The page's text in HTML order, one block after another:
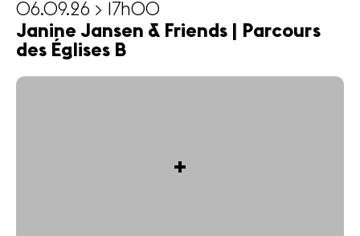
06.09.26 > 17h00
Janine Jansen & Friends | Parcours
des Églises B
+